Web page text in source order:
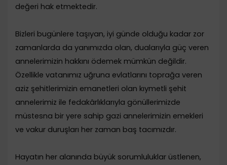
değeri hak etmektedir.
Bizleri bugünlere taşıyan, iyi günde olduğu kadar zor
zamanlarda da yanımızda olan, dualarıyla güç veren
annelerimizin hakkını ödemek mümkün değildir.
Özellikle vatanımız uğruna evlatlarını toprağa veren
aziz şehitlerimizin emanetleri olan kıymetli şehit
annelerimiz ile fedakârlıklarıyla gönüllerimizde
müstesna bir yere sahip gazi annelerimizin emekleri
ve vakur duruşları her zaman baş tacımızdır.
Hayatın her alanında büyük sorumluluklar üstlenen,